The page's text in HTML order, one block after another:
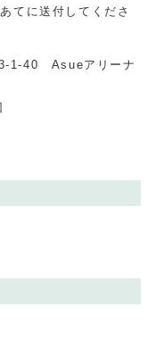
てに送付してくださ
1-40 Asueアリーナ